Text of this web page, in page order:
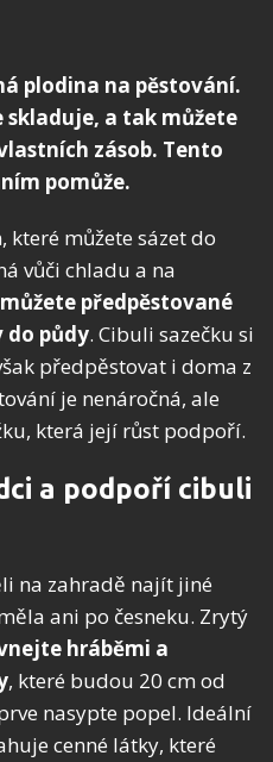
plodina na pěstování.
skladuje, a tak můžete
zásob. Tento
pomůže.
které můžete sázet do
vůči chladu a na
můžete předpěstované
do půdy. Cibuli sazečku si
předpěstovat i doma z
je nenáročná, ale
která její růst podpoří.
a podpoří cibuli
na zahradě najít jiné
ani po česneku. Zrytý
hráběmi a
, které budou 20 cm od
nasypte popel. Ideální
cenné látky, které